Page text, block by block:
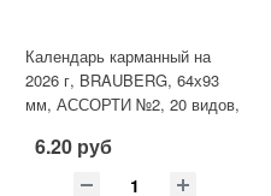
Календарь карманный на
2026 г, BRAUBERG, 64х93
мм, АССОРТИ №2, 20 видов,
6.20 руб